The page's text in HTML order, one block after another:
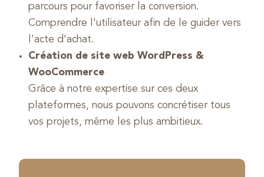
parcours pour favoriser la conversion.
Comprendre l’utilisateur afin de le guider vers
l’acte d’achat.
Création de site web WordPress &
WooCommerce
Grâce à notre expertise sur ces deux
plateformes, nous pouvons concrétiser tous
vos projets, même les plus ambitieux.